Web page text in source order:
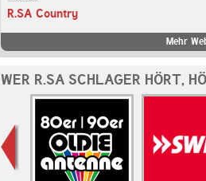
R.SA Country
Mehr
WER R.SA SCHLAGER HÖRT,